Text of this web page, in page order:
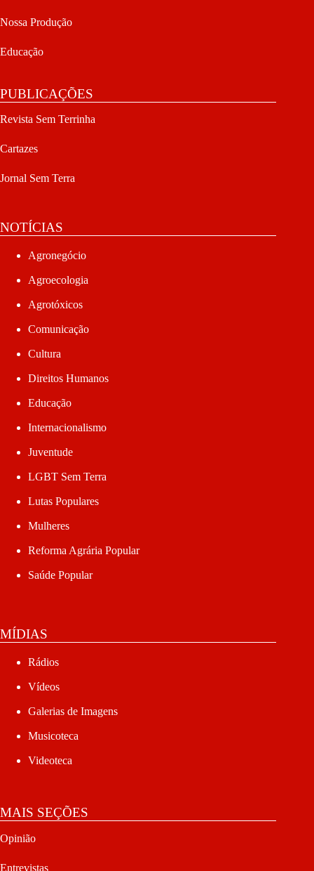
Nossa Produção
Educação
PUBLICAÇÕES
Revista Sem Terrinha
Cartazes
Jornal Sem Terra
NOTÍCIAS
Agronegócio
Agroecologia
Agrotóxicos
Comunicação
Cultura
Direitos Humanos
Educação
Internacionalismo
Juventude
LGBT Sem Terra
Lutas Populares
Mulheres
Reforma Agrária Popular
Saúde Popular
MÍDIAS
Rádios
Vídeos
Galerias de Imagens
Musicoteca
Videoteca
MAIS SEÇÕES
Opinião
Entrevistas